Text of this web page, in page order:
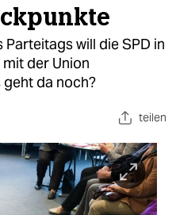
will die SPD in
der Union
da noch?
teilen